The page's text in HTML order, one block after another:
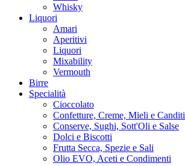
Whisky
Liquori
Amari
Aperitivi
Liquori
Mixability
Vermouth
Birre
Specialità
Cioccolato
Confetture, Creme, Mieli e Canditi
Conserve, Sughi, Sott'Oli e Salse
Dolci e Biscotti
Frutta Secca, Spezie e Sali
Olio EVO, Aceti e Condimenti